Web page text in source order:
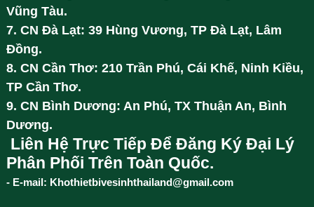
Vũng Tàu.
7. CN Đà Lạt: 39 Hùng Vương, TP Đà Lạt, Lâm
Đồng.
8. CN Cần Thơ: 210 Trần Phú, Cái Khế, Ninh Kiều,
TP Cần Thơ.
9. CN Bình Dương: An Phú, TX Thuận An, Bình
Dương.
Liên Hệ Trực Tiếp Để Đăng Ký Đại Lý
Phân Phối Trên Toàn Quốc.
- E-mail: Khothietbivesinhthailand@gmail.com